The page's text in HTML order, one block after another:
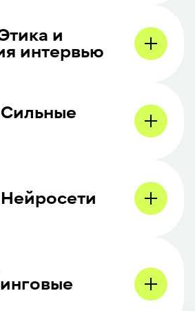
и
интервью